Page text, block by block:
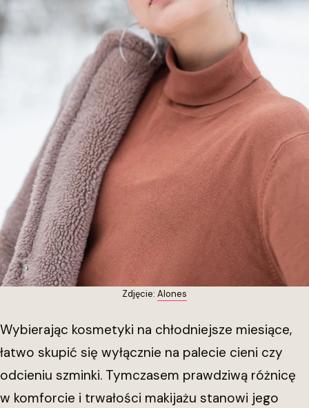
Zdjęcie: Alones
Wybierając kosmetyki na chłodniejsze miesiące,
łatwo skupić się wyłącznie na palecie cieni czy
odcieniu szminki. Tymczasem prawdziwą różnicę
w komforcie i trwałości makijażu stanowi jego